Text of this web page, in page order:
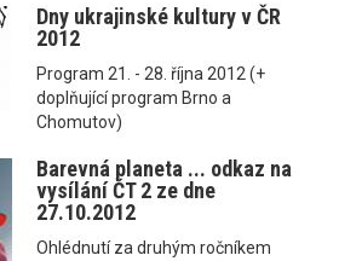
Dny ukrajinské kultury v ČR
2012
Program 21. - 28. října 2012 (+
doplňující program Brno a
Chomutov)
Barevná planeta ... odkaz na
vysílání ČT 2 ze dne
27.10.2012
Ohlédnutí za druhým ročníkem